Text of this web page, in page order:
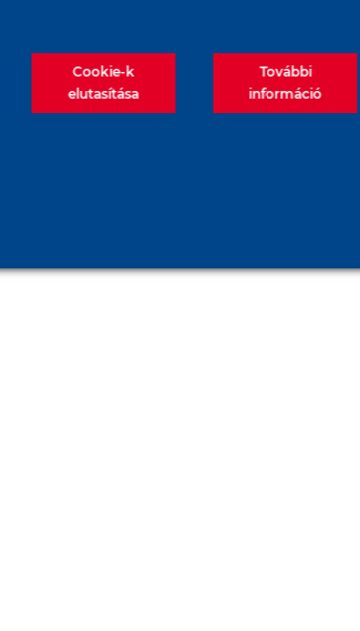
Cookie-k
elutasítása
További
információ